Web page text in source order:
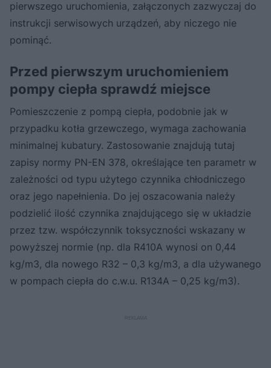
pierwszego uruchomienia, załączonych zazwyczaj do
instrukcji serwisowych urządzeń, aby niczego nie
pominąć.
Przed pierwszym uruchomieniem
pompy ciepła sprawdź miejsce
Pomieszczenie z pompą ciepła, podobnie jak w
przypadku kotła grzewczego, wymaga zachowania
minimalnej kubatury. Zastosowanie znajdują tutaj
zapisy normy PN-EN 378, określające ten parametr w
zależności od typu użytego czynnika chłodniczego
oraz jego napełnienia. Do jej oszacowania należy
podzielić ilość czynnika znajdującego się w układzie
przez tzw. współczynnik toksyczności wskazany w
powyższej normie (np. dla R410A wynosi on 0,44
kg/m3, dla nowego R32 – 0,3 kg/m3, a dla używanego
w pompach ciepła do c.w.u. R134A – 0,25 kg/m3).